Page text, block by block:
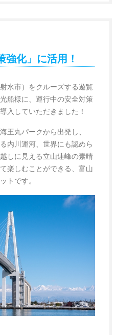
強化」に活用！
水市）をクルーズする遊覧
船様に、運行中の安全対策
入していただきました！
王丸パークから出発し、
内川運河、世界にも認めら
しに見える立山連峰の素晴
楽しむことができる、富山
トです。